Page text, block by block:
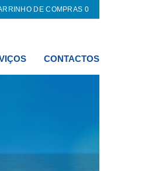
DE COMPRAS 0
CONTACTOS